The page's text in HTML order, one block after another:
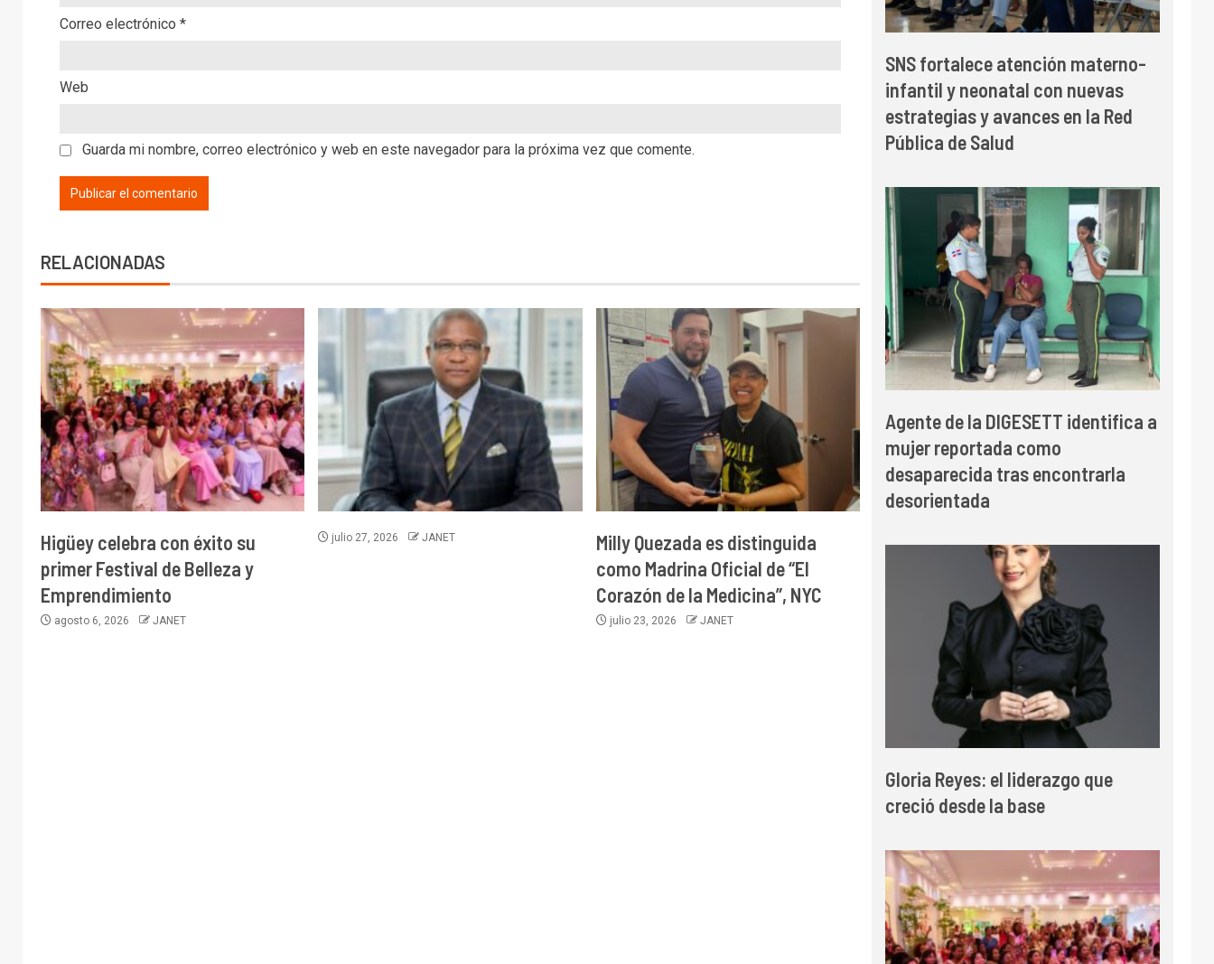
Correo electrónico *
Web
Guarda mi nombre, correo electrónico y web en este navegador para la próxima vez que comente.
RELACIONADAS
Higüey celebra con éxito su
primer Festival de Belleza y
Emprendimiento
agosto 6, 2026 JANET
julio 27, 2026 JANET
Milly Quezada es distinguida
como Madrina Oficial de “El
Corazón de la Medicina”, NYC
julio 23, 2026 JANET
SNS fortalece atención materno-
infantil y neonatal con nuevas
estrategias y avances en la Red
Pública de Salud
Agente de la DIGESETT identifica a
mujer reportada como
desaparecida tras encontrarla
desorientada
Gloria Reyes: el liderazgo que
creció desde la base